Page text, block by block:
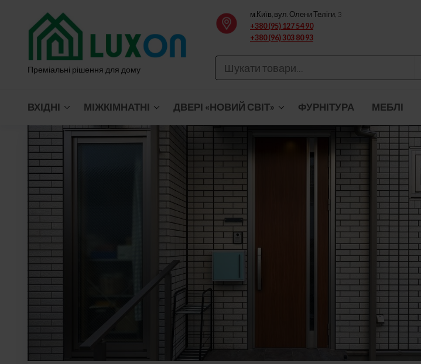
Преміальні рішення для дому
м.Київ, вул. Олени Теліги, 3
+380 (95) 127 54 90
+380 (96) 303 80 93
ВХІДНІ МІЖКІМНАТНІ ДВЕРІ «НОВИЙ СВІТ» ФУРНІТУРА МЕБЛІ